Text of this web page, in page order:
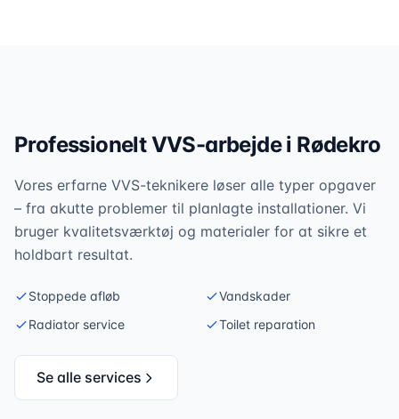
Professionelt VVS-arbejde i Rødekro
Vores erfarne VVS-teknikere løser alle typer opgaver
– fra akutte problemer til planlagte installationer. Vi
bruger kvalitetsværktøj og materialer for at sikre et
holdbart resultat.
Stoppede afløb
Vandskader
Radiator service
Toilet reparation
Se alle services